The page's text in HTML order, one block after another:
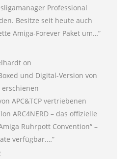
Professional
Besitze seit heute auch
Amiga-Forever Paket um…”
on
und Digital-Version von
erschienen
APC&TCP vertriebenen
ARC4NERD – das offizielle
Ruhrpott Convention“ –
verfügbar.…”